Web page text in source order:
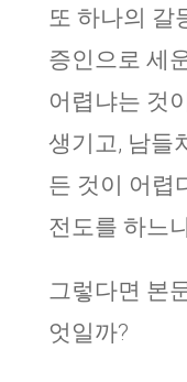
또 하나의 갈
증인으로 세
어렵냐는 것
생기고, 남들
든 것이 어렵
전도를 하느
그렇다면 본
엇일까?